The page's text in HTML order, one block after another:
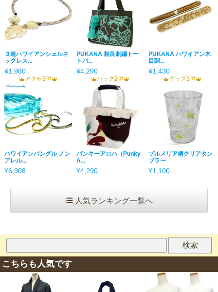
３連ハワイアンシェルネ
ックレス...
¥1,980
PUKANA 相良刺繍トー
トバ...
¥4,290
PUKANA ハワイアン木
目調...
¥1,430
アクセ3位
ハワイアンバングル ノン
アレル...
¥6,908
バッグ2位
パンキーアロハ（Punky
A...
¥4,290
グッズ3位
プルメリア柄クリアタン
ブラー
¥1,100
人気ランキング一覧へ
こちらも人気です